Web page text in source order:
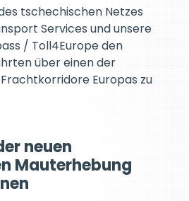
tschechischen Netzes
Services und unsere
/ Toll4Europe den
über einen der
Europas zu
neuen
Mauterhebung